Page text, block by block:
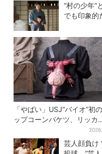
“村の少年”
でも印象的
「やばい」USJ“バイオ”初
ップコーンバケツ、リッカ
が背中に張りつく衝撃デザ
ンに騒然…フレーバーにも
応
芸人顔負け